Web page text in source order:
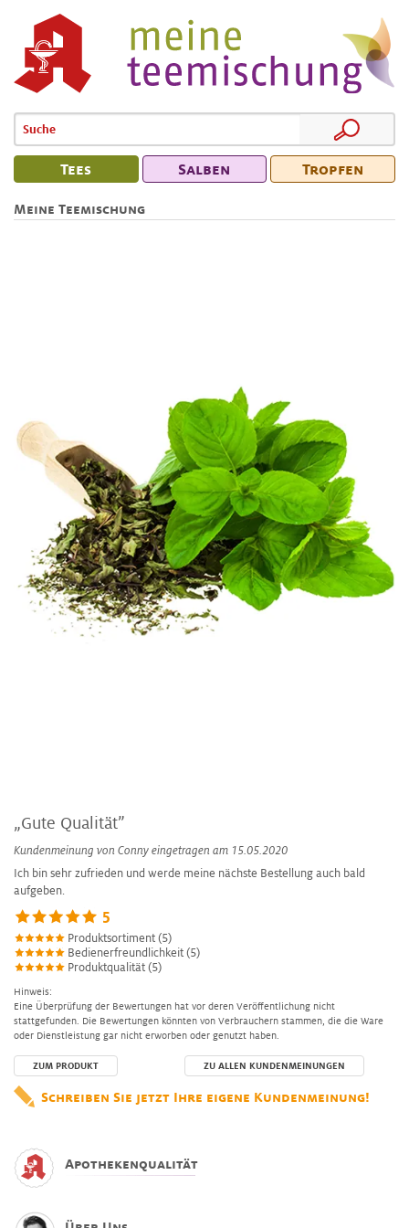
Tees Salben Tropfen
Meine Teemischung
„Gute Qualität”
Kundenmeinung von Conny eingetragen am 15.05.2020
Ich bin sehr zufrieden und werde meine nächste Bestellung auch bald
aufgeben.
5
Produktsortiment (5)
Bedienerfreundlichkeit (5)
Produktqualität (5)
Hinweis:
Eine Überprüfung der Bewertungen hat vor deren Veröffentlichung nicht
stattgefunden. Die Bewertungen könnten von Verbrauchern stammen, die die Ware
oder Dienstleistung gar nicht erworben oder genutzt haben.
ZUM PRODUKT ZU ALLEN KUNDENMEINUNGEN
Schreiben Sie jetzt Ihre eigene Kundenmeinung!
Apothekenqualität